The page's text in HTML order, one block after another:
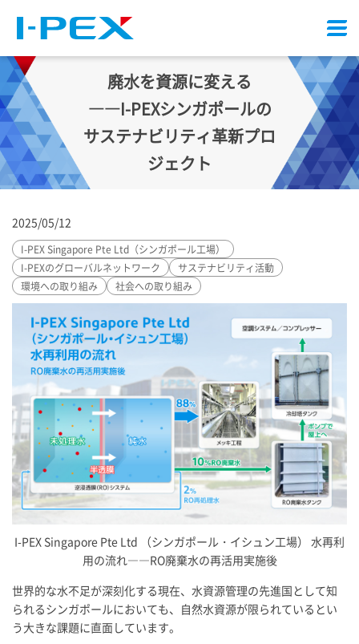
ニ
ュ
ー
廃水を資源に変える
――I-PEXシンガポールの
サステナビリティ革新プロ
ジェクト
2025/05/12
I-PEXSingapore Pte Ltd（シンガポール工場）
I-PEXのグローバルネットワーク
サステナビリティ活動
環境への取り組み
社会への取り組み
I-PEX Singapore Pte Ltd （シンガポール・イシュン工場） 水再利
用の流れ――RO廃棄水の再活用実施後
世界的な水不足が深刻化する現在、水資源管理の先進国として知
られるシンガポールにおいても、自然水資源が限られているとい
う大きな課題に直面しています。